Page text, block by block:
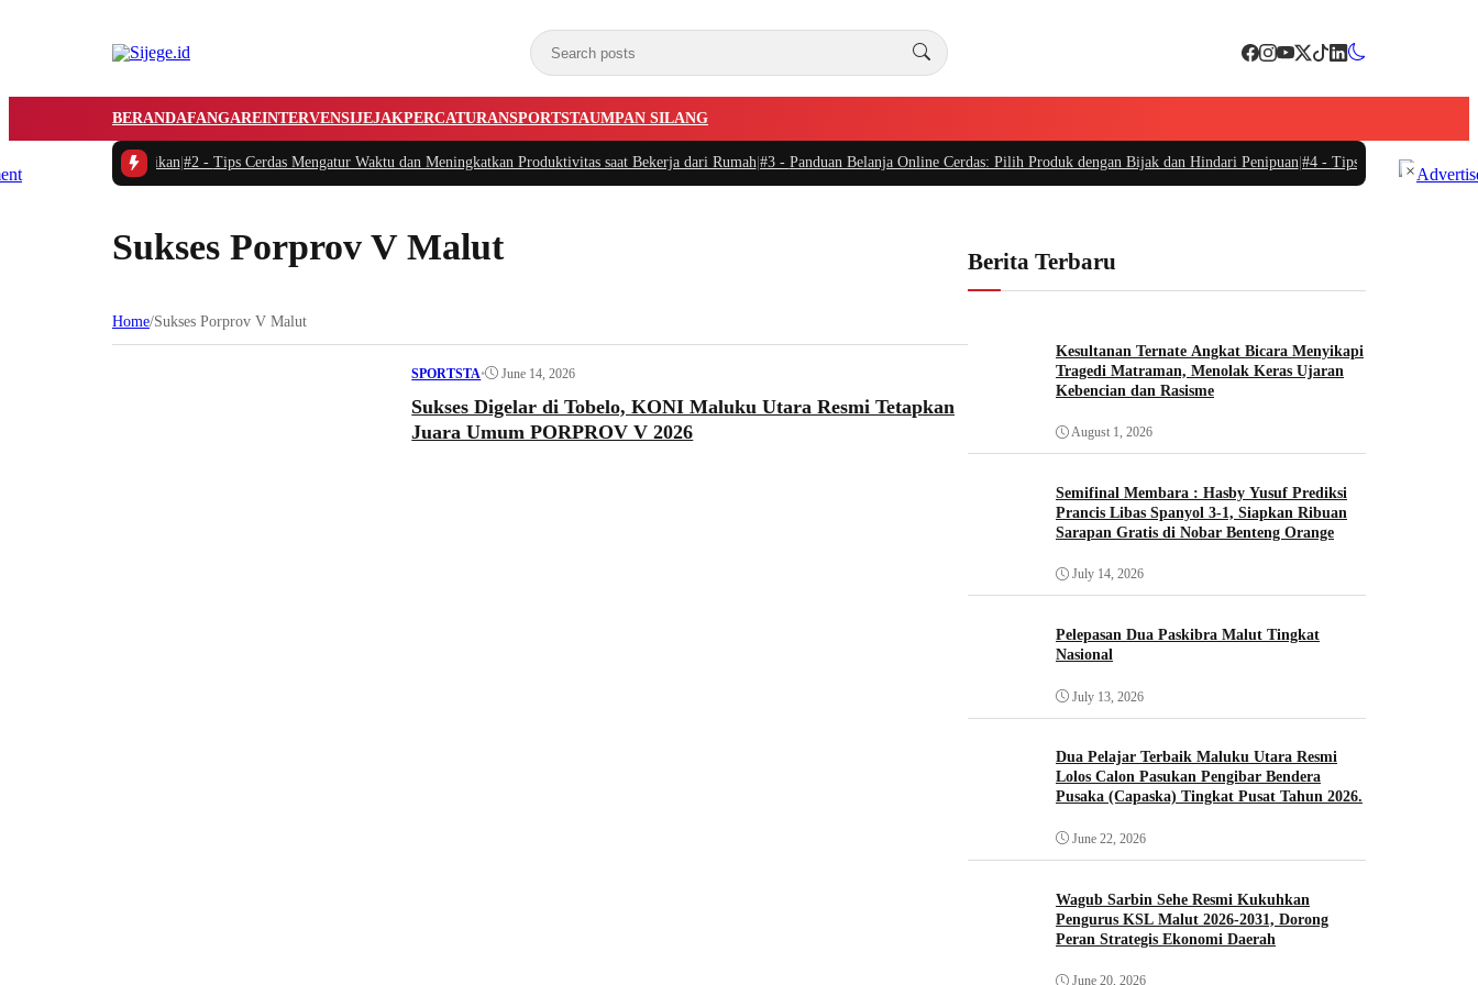
BERANDAFANGAREINTERVENSIJEJAKPERCATURANSPORTSTAUMPAN SILANG
Perlu Diperhatikan| #2 -Tips Cerdas Mengatur Waktu dan Meningkatkan Produktivitas saat Bekerja dari Rumah|#3 -Panduan Belanja Online Cerdas: Pilih Produk dengan Bijak dan Hindari Penipuan|#4 -Tips Memilih Sepatu
Sukses Porprov V Malut
Home/Sukses Porprov V Malut
SPORTSTA• June 14, 2026
Sukses Digelar di Tobelo, KONI Maluku Utara Resmi Tetapkan
Juara Umum PORPROV V 2026
Berita Terbaru
Kesultanan Ternate Angkat Bicara Menyikapi
Tragedi Matraman, Menolak Keras Ujaran
Kebencian dan Rasisme
August 1, 2026
Semifinal Membara : Hasby Yusuf Prediksi
Prancis Libas Spanyol 3-1, Siapkan Ribuan
Sarapan Gratis di Nobar Benteng Orange
July 14, 2026
Pelepasan Dua Paskibra Malut Tingkat
Nasional
July 13, 2026
Dua Pelajar Terbaik Maluku Utara Resmi
Lolos Calon Pasukan Pengibar Bendera
Pusaka (Capaska) Tingkat Pusat Tahun 2026.
June 22, 2026
Wagub Sarbin Sehe Resmi Kukuhkan
Pengurus KSL Malut 2026-2031, Dorong
Peran Strategis Ekonomi Daerah
June 20, 2026
×